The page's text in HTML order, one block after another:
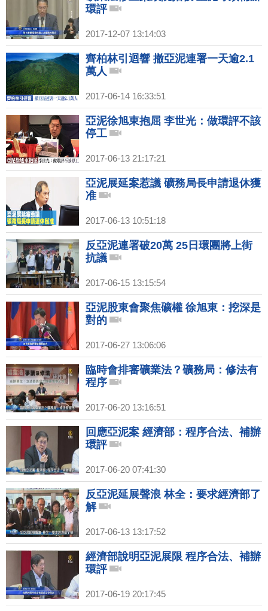
環評
2017-12-07 13:14:03
齊柏林引迴響 撤亞泥連署一天逾2.1
萬人
2017-06-14 16:33:51
亞泥徐旭東抱屈 李世光：做環評不該
停工
2017-06-13 21:17:21
亞泥展延案惹議 礦務局長申請退休獲
准
2017-06-13 10:51:18
反亞泥連署破20萬 25日環團將上街
抗議
2017-06-15 13:15:54
亞泥股東會聚焦礦權 徐旭東：挖深是
對的
2017-06-27 13:06:06
臨時會排審礦業法？礦務局：修法有
程序
2017-06-20 13:16:51
回應亞泥案 經濟部：程序合法、補辦
環評
2017-06-20 07:41:30
反亞泥延展聲浪 林全：要求經濟部了
解
2017-06-13 13:17:52
經濟部說明亞泥展限 程序合法、補辦
環評
2017-06-19 20:17:45